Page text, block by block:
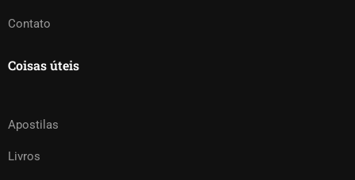
Contato
Coisas úteis
Apostilas
Livros